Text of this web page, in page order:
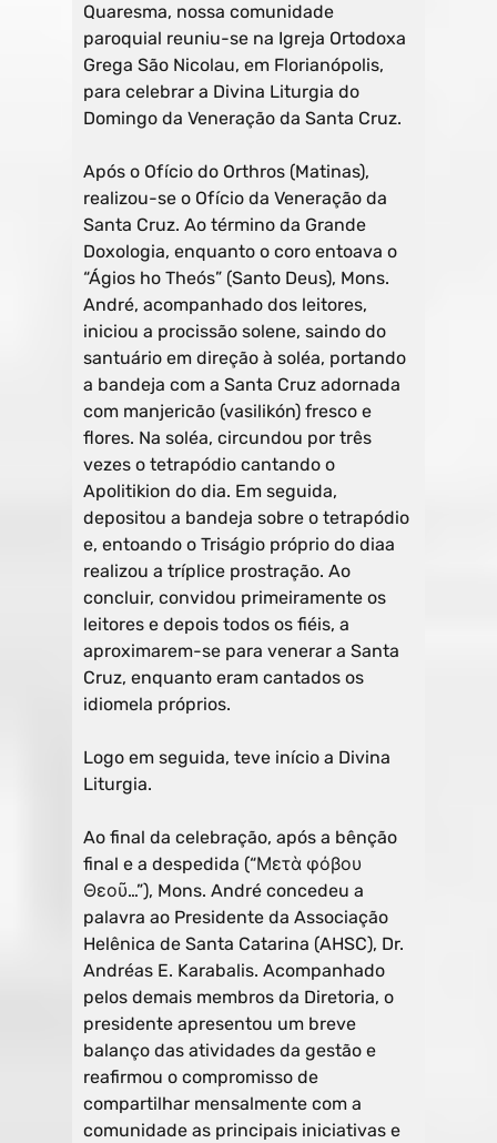
Quaresma, nossa comunidade
paroquial reuniu-se na Igreja Ortodoxa
Grega São Nicolau, em Florianópolis,
para celebrar a Divina Liturgia do
Domingo da Veneração da Santa Cruz.
Após o Ofício do Orthros (Matinas),
realizou-se o Ofício da Veneração da
Santa Cruz. Ao término da Grande
Doxologia, enquanto o coro entoava o
“Ágios ho Theós” (Santo Deus), Mons.
André, acompanhado dos leitores,
iniciou a procissão solene, saindo do
santuário em direção à soléa, portando
a bandeja com a Santa Cruz adornada
com manjericão (vasilikón) fresco e
flores. Na soléa, circundou por três
vezes o tetrapódio cantando o
Apolitikion do dia. Em seguida,
depositou a bandeja sobre o tetrapódio
e, entoando o Triságio próprio do diaa
realizou a tríplice prostração. Ao
concluir, convidou primeiramente os
leitores e depois todos os fiéis, a
aproximarem-se para venerar a Santa
Cruz, enquanto eram cantados os
idiomela próprios.
Logo em seguida, teve início a Divina
Liturgia.
Ao final da celebração, após a bênção
final e a despedida (“Μετὰ φόβου
Θεοῦ…”), Mons. André concedeu a
palavra ao Presidente da Associação
Helênica de Santa Catarina (AHSC), Dr.
Andréas E. Karabalis. Acompanhado
pelos demais membros da Diretoria, o
presidente apresentou um breve
balanço das atividades da gestão e
reafirmou o compromisso de
compartilhar mensalmente com a
comunidade as principais iniciativas e